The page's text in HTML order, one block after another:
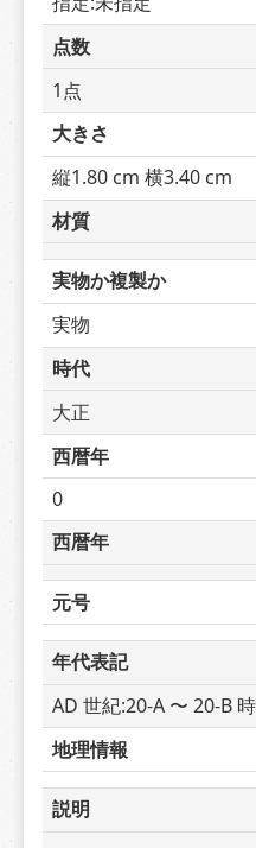
点数
1点
大きさ
縦1.80 cm 横3.40 cm
材質
実物か複製か
実物
時代
大正
西暦年
0
西暦年
元号
年代表記
AD 世紀:20-A 〜 20-B
地理情報
説明